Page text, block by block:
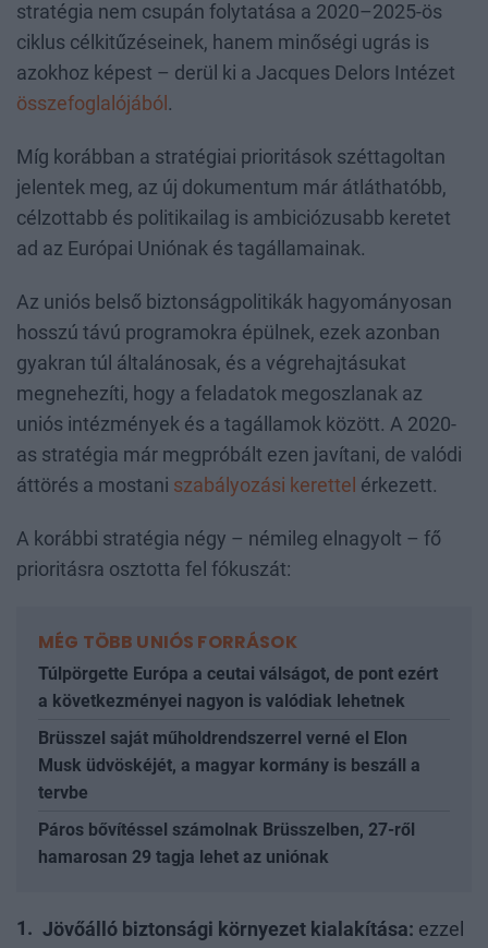
stratégia nem csupán folytatása a 2020–2025-ös
ciklus célkitűzéseinek, hanem minőségi ugrás is
azokhoz képest – derül ki a Jacques Delors Intézet
összefoglalójából .
Míg korábban a stratégiai prioritások széttagoltan
jelentek meg, az új dokumentum már átláthatóbb,
célzottabb és politikailag is ambiciózusabb keretet
ad az Európai Uniónak és tagállamainak.
Az uniós belső biztonságpolitikák hagyományosan
hosszú távú programokra épülnek, ezek azonban
gyakran túl általánosak, és a végrehajtásukat
megnehezíti, hogy a feladatok megoszlanak az
uniós intézmények és a tagállamok között. A 2020-
as stratégia már megpróbált ezen javítani, de valódi
áttörés a mostani szabályozási kerettel érkezett.
A korábbi stratégia négy – némileg elnagyolt – fő
prioritásra osztotta fel fókuszát:
MÉG TÖBB UNIÓS FORRÁSOK
Túlpörgette Európa a ceutai válságot, de pont ezért
a következményei nagyon is valódiak lehetnek
Brüsszel saját műholdrendszerrel verné el Elon
Musk üdvöskéjét, a magyar kormány is beszáll a
tervbe
Páros bővítéssel számolnak Brüsszelben, 27-ről
hamarosan 29 tagja lehet az uniónak
Jövőálló biztonsági környezet kialakítása: ezzel